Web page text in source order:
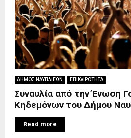
ΔΗΜΟΣ ΝΑΥΠΛΙΕΩΝ ΕΠΙΚΑΙΡΟΤΗΤΑ
Συναυλία από την Ένωση
Κηδεμόνων του Δήμου
Read more